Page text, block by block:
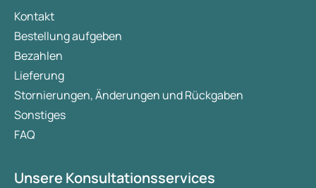
Kontakt
Bestellung aufgeben
Bezahlen
Lieferung
Stornierungen, Änderungen und Rückgaben
Sonstiges
FAQ
Unsere Konsultationsservices